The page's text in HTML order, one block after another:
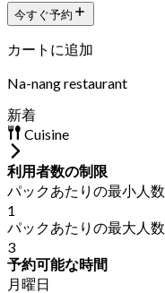
今すぐ予約
カートに追加
Na-nang restaurant
新着
Cuisine
利用者数の制限
パックあたりの最小人数
1
パックあたりの最大人数
3
予約可能な時間
月曜日